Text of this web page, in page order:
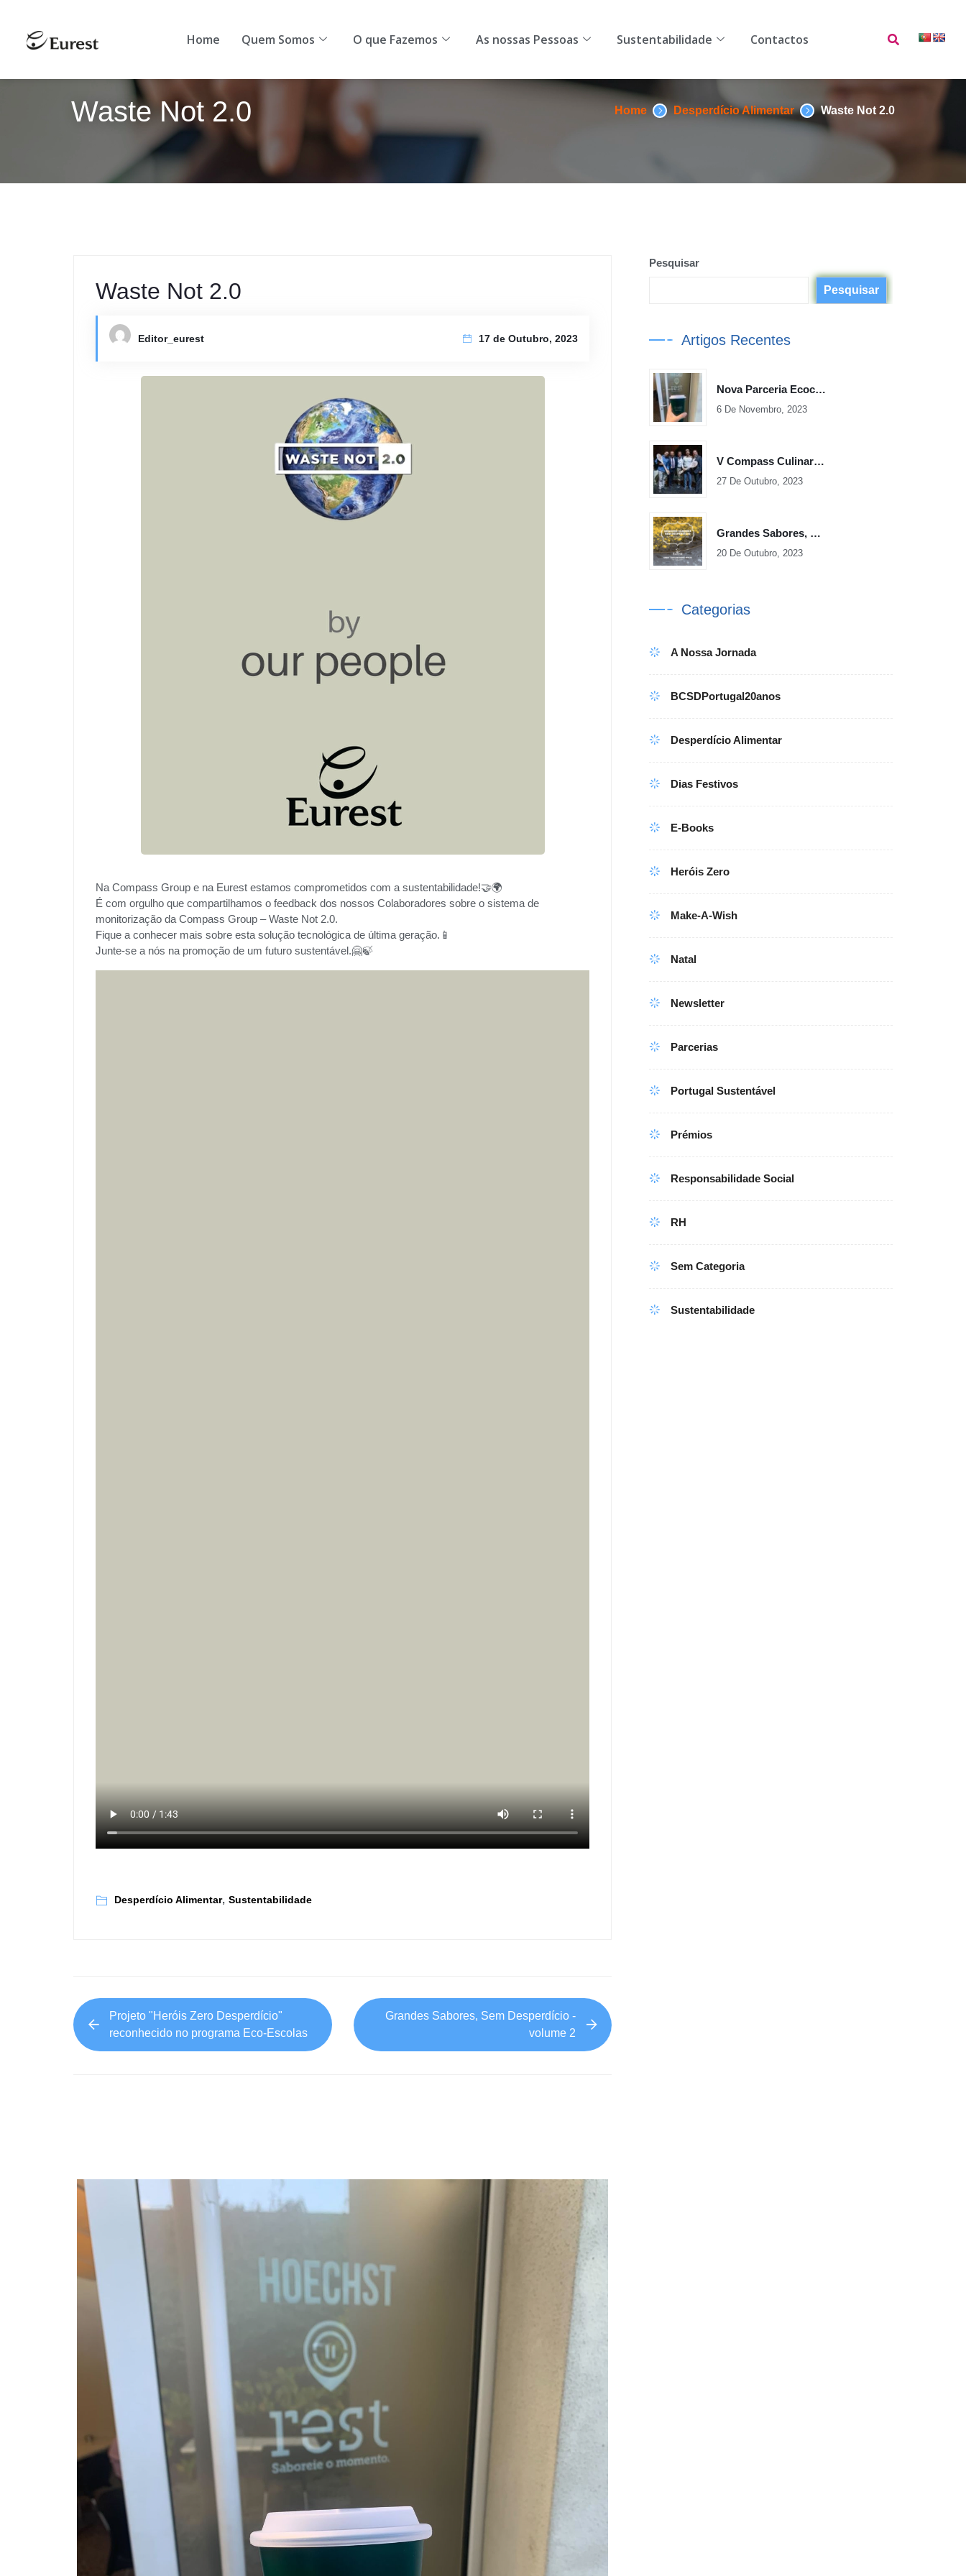
Home Quem Somos O que Fazemos As nossas Pessoas Sustentabilidade Contactos
Waste Not 2.0 Home Desperdício Alimentar Waste Not 2.0
Waste Not 2.0
Editor_eurest 17 de Outubro, 2023
Na Compass Group e na Eurest estamos comprometidos com a sustentabilidade!🤝🌍
É com orgulho que compartilhamos o feedback dos nossos Colaboradores sobre o sistema de
monitorização da Compass Group – Waste Not 2.0.
Fique a conhecer mais sobre esta solução tecnológica de última geração.📱
Junte-se a nós na promoção de um futuro sustentável.🤗🍃
Desperdício Alimentar, Sustentabilidade
Projeto "Heróis Zero Desperdício"
reconhecido no programa Eco-Escolas
Grandes Sabores, Sem Desperdício -
volume 2
Pesquisar
Pesquisar
Artigos Recentes
Nova Parceria Ecoceno
6 De Novembro, 2023
V Compass Culinary Cup Iberia
27 De Outubro, 2023
Grandes Sabores, Sem Desperdício – Volume 2
20 De Outubro, 2023
Categorias
A Nossa Jornada
BCSDPortugal20anos
Desperdício Alimentar
Dias Festivos
E-Books
Heróis Zero
Make-A-Wish
Natal
Newsletter
Parcerias
Portugal Sustentável
Prémios
Responsabilidade Social
RH
Sem Categoria
Sustentabilidade